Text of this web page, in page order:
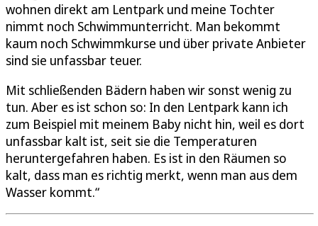
wohnen direkt am Lentpark und meine Tochter
nimmt noch Schwimmunterricht. Man bekommt
kaum noch Schwimmkurse und über private Anbieter
sind sie unfassbar teuer.
Mit schließenden Bädern haben wir sonst wenig zu
tun. Aber es ist schon so: In den Lentpark kann ich
zum Beispiel mit meinem Baby nicht hin, weil es dort
unfassbar kalt ist, seit sie die Temperaturen
heruntergefahren haben. Es ist in den Räumen so
kalt, dass man es richtig merkt, wenn man aus dem
Wasser kommt.“